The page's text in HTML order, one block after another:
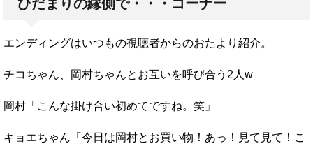
ひだまりの縁側で・・・コーナー
エンディングはいつもの視聴者からのおたより紹介。
チコちゃん、岡村ちゃんとお互いを呼び合う2人w
岡村「こんな掛け合い初めてですね。笑」
キョエちゃん「今日は岡村とお買い物！あっ！見て見て！こ